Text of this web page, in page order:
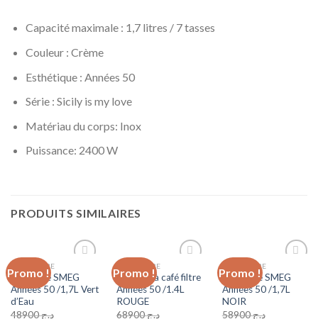
Capacité maximale : 1,7 litres / 7 tasses
Couleur : Crème
Esthétique : Années 50
Série : Sicily is my love
Matériau du corps: Inox
Puissance: 2400 W
PRODUITS SIMILAIRES
Promo !
Add to
wishlist
BOUILLOIRE
Bouilloire SMEG
Années 50 /1,7L Vert
d’Eau
د.ج48900
Promo !
Add to
wishlist
BOUILLOIRE
Machine à café filtre
Années 50 /1.4L
ROUGE
د.ج68900
Promo !
Add to
wishlist
BOUILLOIRE
Bouilloire SMEG
Années 50 /1,7L
NOIR
د.ج58900